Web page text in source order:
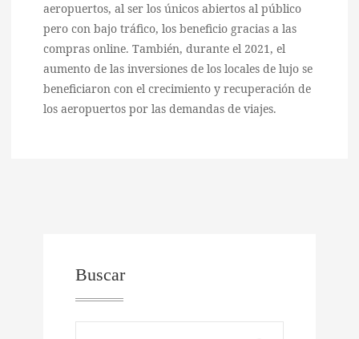
aeropuertos, al ser los únicos abiertos al público
pero con bajo tráfico, los beneficio gracias a las
compras online. También, durante el 2021, el
aumento de las inversiones de los locales de lujo se
beneficiaron con el crecimiento y recuperación de
los aeropuertos por las demandas de viajes.
Buscar